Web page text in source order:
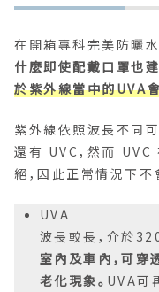
在開箱專科完美防曬
什麼即使配戴口罩也
於紫外線當中的UVA
紫外線依照波長不同
還有 UVC，然而
絕，因此正常情況下不
UVA
波長較長，介於
室內及車內，可穿
老化現象。 UVA可